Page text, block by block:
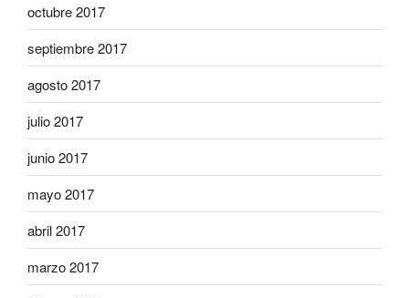
octubre 2017
septiembre 2017
agosto 2017
julio 2017
junio 2017
mayo 2017
abril 2017
marzo 2017